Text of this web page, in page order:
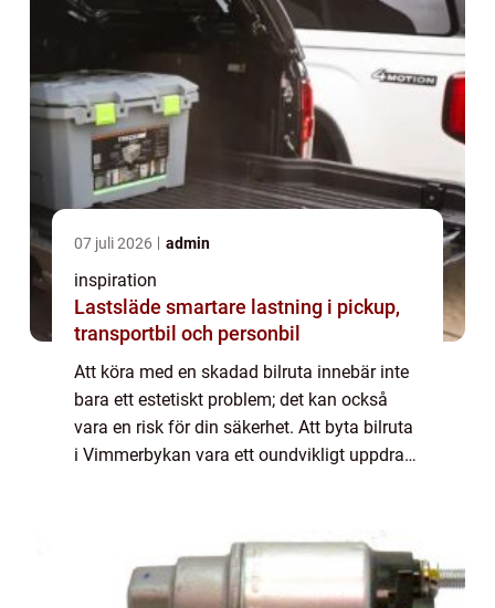
07 juli 2026 admin
inspiration
Lastsläde smartare lastning i pickup,
transportbil och personbil
Att köra med en skadad bilruta innebär inte
bara ett estetiskt problem; det kan också
vara en risk för din säkerhet. Att byta bilruta
i Vimmerbykan vara ett oundvikligt uppdrag